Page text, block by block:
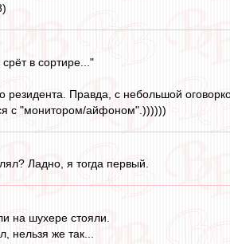
в сортире..."
резидента. Правда, с небольшой
с "монитором/айфоном".))))))
Ладно, я тогда первый.
на шухере стояли.
нельзя же так...